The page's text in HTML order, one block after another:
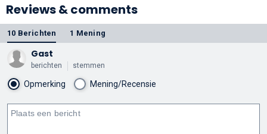
Reviews & comments
10 Berichten 1 Mening
Gast
berichten stemmen
Opmerking Mening/Recensie